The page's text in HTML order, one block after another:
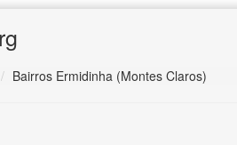
Bairros Ermidinha (Montes Claros)